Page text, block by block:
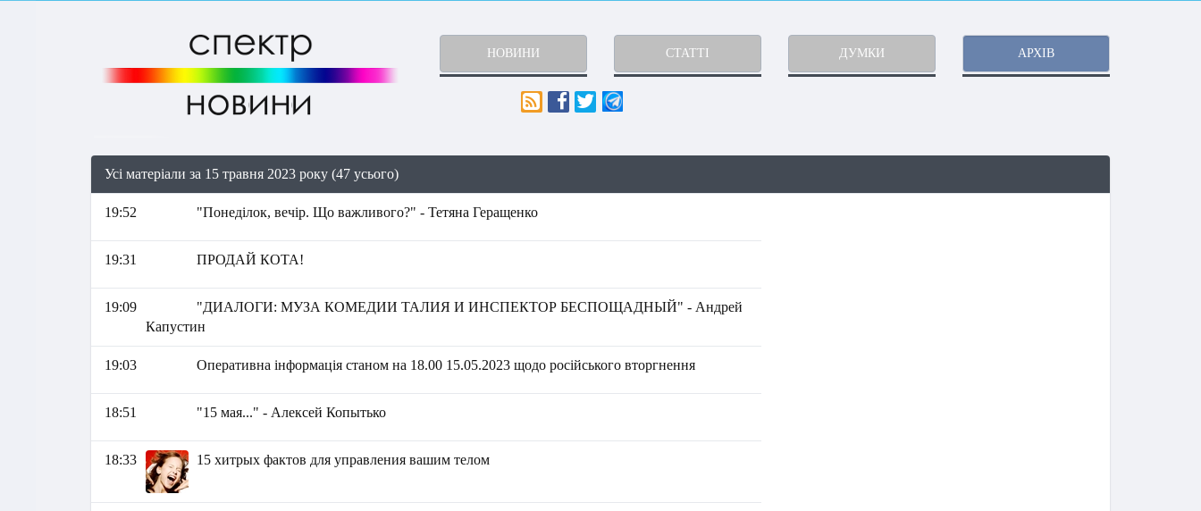
НОВИНИ СТАТТІ ДУМКИ АРХІВ
Усі матеріали за 15 травня 2023 року (47 усього)
19:52 "Понеділок, вечір. Що важливого?" - Тетяна Геращенко
19:31 ПРОДАЙ КОТА!
19:09
"ДИАЛОГИ: МУЗА КОМЕДИИ ТАЛИЯ И ИНСПЕКТОР БЕСПОЩАДНЫЙ" - Андрей
Капустин
19:03 Оперативна інформація станом на 18.00 15.05.2023 щодо російського вторгнення
18:51 "15 мая..." - Алексей Копытько
18:33 15 хитрых фактов для управления вашим телом